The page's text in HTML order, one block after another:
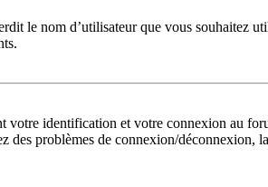
le nom d’utilisateur que vous souhaitez
identification et votre connexion au
des problèmes de connexion/déconnexion,